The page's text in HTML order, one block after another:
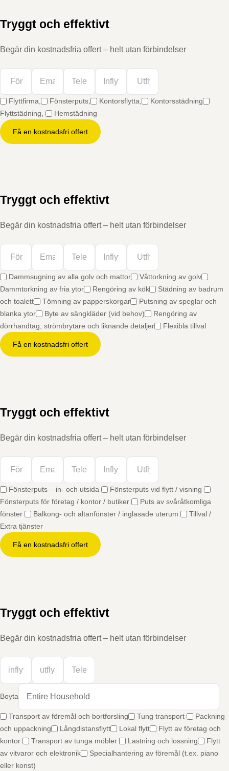
Tryggt och effektivt
Begär din kostnadsfria offert – helt utan förbindelser
Flyttfirma, Fönsterputs, Kontorsflytta,
Kontorsstädning
Flyttstädning,
Hemstädning
Få en kostnadsfri offert
Tryggt och effektivt
Begär din kostnadsfria offert – helt utan förbindelser
Dammsugning av alla golv och mattor
Våttorkning av golv
Dammtorkning av fria ytor
Rengöring av kök
Städning av badrum
och toalett
Tömning av papperskorgar
Putsning av speglar och
blanka ytor
Byte av sängkläder (vid behov)
Rengöring av
dörrhandtag, strömbrytare och liknande detaljer
Flexibla tillval
Få en kostnadsfri offert
Tryggt och effektivt
Begär din kostnadsfria offert – helt utan förbindelser
Fönsterputs – in- och utsida
Fönsterputs vid flytt / visning
Fönsterputs för företag / kontor / butiker
Puts av svåråtkomliga
fönster
Balkong- och altanfönster / inglasade uterum
Tillval /
Extra tjänster
Få en kostnadsfri offert
Tryggt och effektivt
Begär din kostnadsfria offert – helt utan förbindelser
Boyta
Transport av föremål och bortforsling Tung transport
Packning
och uppackning
Långdistansflytt Lokal flytt
Flytt av företag och
kontor
Transport av tunga möbler Lastning och lossning
Flytt
av vitvaror och elektronik
Specialhantering av föremål (t.ex. piano
eller konst)